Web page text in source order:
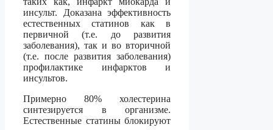
инсульт. Доказана эффективность
естественных статинов как в
первичной (т.е. до развития
заболевания), так и во вторичной
(т.е. после развития заболевания)
профилактике инфарктов и
инсультов.
Примерно 80% холестерина
синтезируется в организме.
Естественные статины блокируют